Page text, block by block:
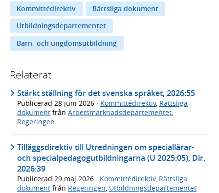
Kommittédirektiv
Rättsliga dokument
Utbildningsdepartementet
Barn- och ungdomsutbildning
Relaterat
Stärkt ställning för det svenska språket, 2026:55
Publicerad 28 juni 2026 · Kommittédirektiv, Rättsliga
dokument från Arbetsmarknadsdepartementet,
Regeringen
Tilläggsdirektiv till Utredningen om speciallärar-
och specialpedagogutbildningarna (U 2025:05), Dir.
2026:39
Publicerad 29 maj 2026 · Kommittédirektiv, Rättsliga
dokument från Regeringen, Utbildningsdepartementet